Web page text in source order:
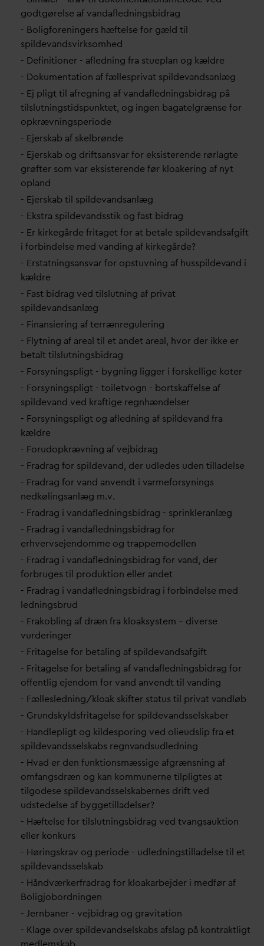
godtgørelse af vandafledningsbidrag
- Boligforeningers hæftelse for gæld til
spildevandsvirksomhed
- Definitioner - afledning fra stueplan og kældre
- Dokumentation af fællesprivat spildevandsanlæg
- Ej pligt til afregning af vandafledningsbidrag på
tilslutningstidspunktet, og ingen bagatelgrænse for
opkrævningsperiode
- Ejerskab af skelbrønde
- Ejerskab og driftsansvar for eksisterende rørlagte
grøfter som var eksisterende før kloakering af nyt
opland
- Ejerskab til spildevandsanlæg
- Ekstra spildevandsstik og fast bidrag
- Er kirkegårde fritaget for at betale spildevandsafgift
i forbindelse med vanding af kirkegårde?
- Erstatningsansvar for opstuvning af husspildevand i
kældre
- Fast bidrag ved tilslutning af privat
spildevandsanlæg
- Finansiering af terrænregulering
- Flytning af areal til et andet areal, hvor der ikke er
betalt tilslutningsbidrag
- Forsyningspligt - bygning ligger i forskellige koter
- Forsyningspligt - toiletvogn - bortskaffelse af
spildevand ved kraftige regnhændelser
- Forsyningspligt og afledning af spildevand fra
kældre
- Forudopkrævning af vejbidrag
- Fradrag for spildevand, der udledes uden tilladelse
- Fradrag for vand anvendt i varmeforsynings
nedkølingsanlæg m.v.
- Fradrag i vandafledningsbidrag - sprinkleranlæg
- Fradrag i vandafledningsbidrag for
erhvervsejendomme og trappemodellen
- Fradrag i vandafledningsbidrag for vand, der
forbruges til produktion eller andet
- Fradrag i vandafledningsbidrag i forbindelse med
ledningsbrud
- Frakobling af dræn fra kloaksystem – diverse
vurderinger
- Fritagelse for betaling af spildevandsafgift
- Fritagelse for betaling af vandafledningsbidrag for
offentlig ejendom for vand anvendt til vanding
- Fællesledning/kloak skifter status til privat vandløb
- Grundskyldsfritagelse for spildevandsselskaber
- Handlepligt og kildesporing ved olieudslip fra et
spildevandsselskabs regnvandsudledning
- Hvad er den funktionsmæssige afgrænsning af
omfangsdræn og kan kommunerne tilpligtes at
tilgodese spildevandsselskabernes drift ved
udstedelse af byggetilladelser?
- Hæftelse for tilslutningsbidrag ved tvangsauktion
eller konkurs
- Høringskrav og periode - udledningstilladelse til et
spildevandsselskab
- Håndværkerfradrag for kloakarbejder i medfør af
Boligjobordningen
- Jernbaner - vejbidrag og gravitation
- Klage over spildevandselskabs afslag på kontraktligt